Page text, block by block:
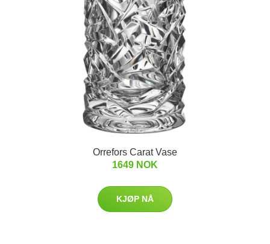
Orrefors Carat Vase
1649 NOK
KJØP NÅ